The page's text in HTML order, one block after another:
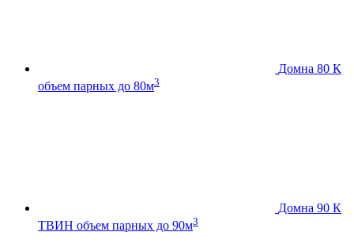
Домна 80 К
объем парных до 80м3
Домна 90 К
ТВИН объем парных до 90м3